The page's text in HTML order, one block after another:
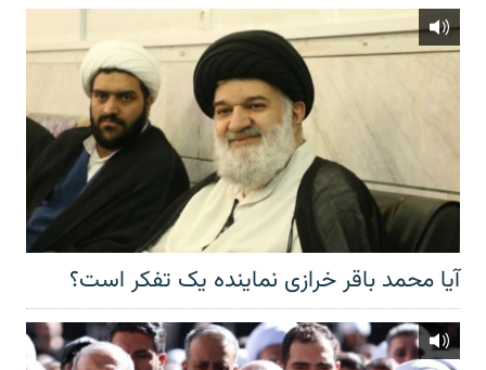
آیا محمد باقر خرازی نماینده یک تفکر است؟